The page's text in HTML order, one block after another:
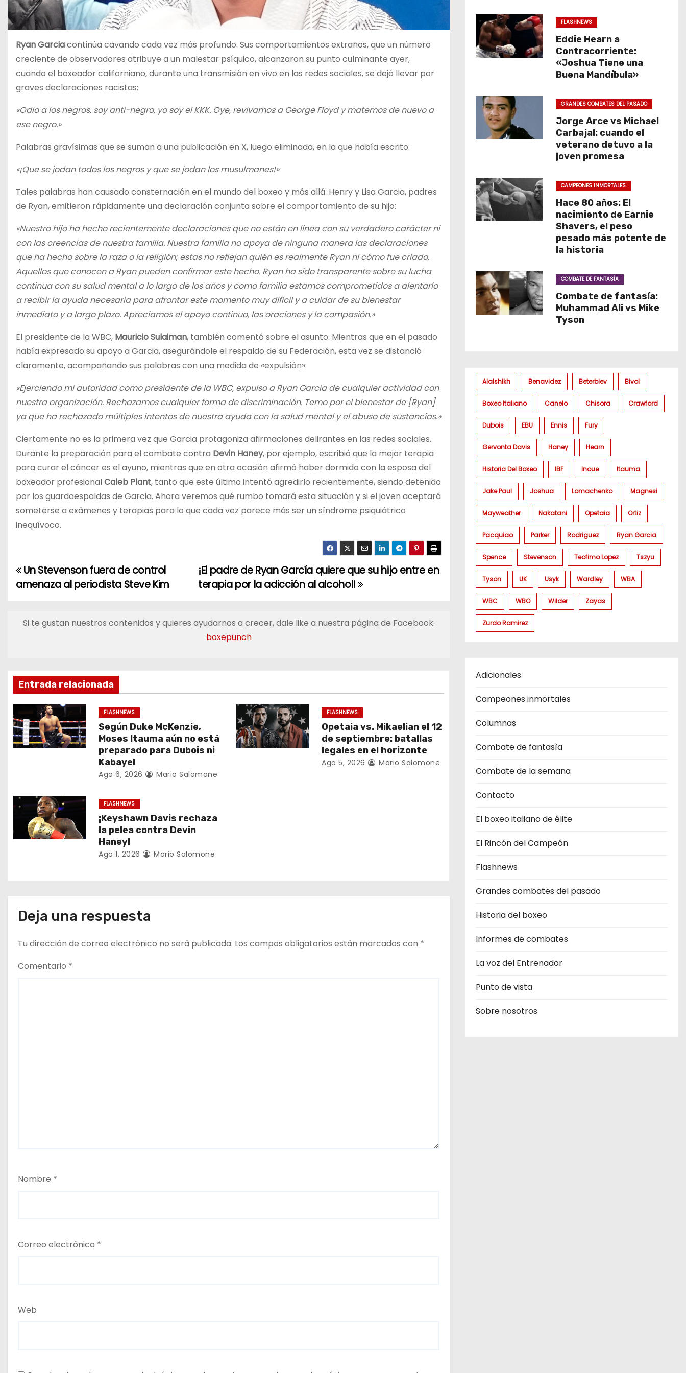
Ryan Garciacontinúa cavando cada vez más profundo. Sus comportamientos extraños, que un número
creciente de observadores atribuye a un malestar psíquico, alcanzaron su punto culminante ayer,
cuando el boxeador californiano, durante una transmisión en vivo en las redes sociales, se dejó llevar por
graves declaraciones racistas:
«Odio a los negros, soy anti-negro, yo soy el KKK. Oye, revivamos a George Floyd y matemos de nuevo a
ese negro.»
Palabras gravísimas que se suman a una publicación en X, luego eliminada, en la que había escrito:
«¡Que se jodan todos los negros y que se jodan los musulmanes!»
Tales palabras han causado consternación en el mundo del boxeo y más allá. Henry y Lisa Garcia, padres
de Ryan, emitieron rápidamente una declaración conjunta sobre el comportamiento de su hijo:
«Nuestro hijo ha hecho recientemente declaraciones que no están en línea con su verdadero carácter ni
con las creencias de nuestra familia. Nuestra familia no apoya de ninguna manera las declaraciones
que ha hecho sobre la raza o la religión; estas no reflejan quién es realmente Ryan ni cómo fue criado.
Aquellos que conocen a Ryan pueden confirmar este hecho. Ryan ha sido transparente sobre su lucha
continua con su salud mental a lo largo de los años y como familia estamos comprometidos a alentarlo
a recibir la ayuda necesaria para afrontar este momento muy difícil y a cuidar de su bienestar
inmediato y a largo plazo. Apreciamos el apoyo continuo, las oraciones y la compasión.»
El presidente de la WBC, Mauricio Sulaiman, también comentó sobre el asunto. Mientras que en el pasado
había expresado su apoyo a Garcia, asegurándole el respaldo de su Federación, esta vez se distanció
claramente, acompañando sus palabras con una medida de «expulsión»:
«Ejerciendo mi autoridad como presidente de la WBC, expulso a Ryan Garcia de cualquier actividad con
nuestra organización. Rechazamos cualquier forma de discriminación. Temo por el bienestar de [Ryan]
ya que ha rechazado múltiples intentos de nuestra ayuda con la salud mental y el abuso de sustancias.»
Ciertamente no es la primera vez que Garcia protagoniza afirmaciones delirantes en las redes sociales.
Durante la preparación para el combate contra Devin Haney, por ejemplo, escribió que la mejor terapia
para curar el cáncer es el ayuno, mientras que en otra ocasión afirmó haber dormido con la esposa del
boxeador profesionalCaleb Plant, tanto que este último intentó agredirlo recientemente, siendo detenido
por los guardaespaldas de Garcia. Ahora veremos qué rumbo tomará esta situación y si el joven aceptará
someterse a exámenes y terapias para lo que cada vez parece más ser un síndrome psiquiátrico
inequívoco.
N
v
a
c
i
ó
e
a
d
a
¡El padre de Ryan García quiere que su hijo entre en
terapia por la adicción al alcohol!
Un Stevenson fuera de control
amenaza al periodista Steve Kim
Si te gustan nuestros contenidos y quieres ayudarnos a crecer, dale like a nuestra página de Facebook:
boxepunch
Entrada relacionada
FLASHNEWS
Según Duke McKenzie,
Moses Itauma aún no está
preparado para Dubois ni
Kabayel
Ago 6, 2026 Mario Salomone
FLASHNEWS
Opetaia vs. Mikaelian el 12
de septiembre: batallas
legales en el horizonte
Ago 5, 2026 Mario Salomone
FLASHNEWS
¡Keyshawn Davis rechaza
la pelea contra Devin
Haney!
Ago 1, 2026 Mario Salomone
Deja una respuesta
Tu dirección de correo electrónico no será publicada. Los campos obligatorios están marcados con *
Comentario *
Nombre *
Correo electrónico *
Web
FLASHNEWS
Eddie Hearn a
Contracorriente:
«Joshua Tiene una
Buena Mandíbula»
GRANDES COMBATES DEL PASADO
Jorge Arce vs Michael
Carbajal: cuando el
veterano detuvo a la
joven promesa
CAMPEONES INMORTALES
Hace 80 años: El
nacimiento de Earnie
Shavers, el peso
pesado más potente de
la historia
COMBATE DE FANTASÌA
Combate de fantasía:
Muhammad Ali vs Mike
Tyson
Alalshikh Benavidez Beterbiev Bivol
Boxeo Italiano Canelo Chisora Crawford
Dubois EBU Ennis Fury
Gervonta Davis Haney Hearn
Historia Del Boxeo IBF Inoue Itauma
Jake Paul Joshua Lomachenko Magnesi
Mayweather Nakatani Opetaia Ortiz
Pacquiao Parker Rodriguez Ryan Garcia
Spence Stevenson Teofimo Lopez Tszyu
Tyson UK Usyk Wardley WBA
WBC WBO Wilder Zayas
Zurdo Ramirez
Adicionales
Campeones inmortales
Columnas
Combate de fantasìa
Combate de la semana
Contacto
El boxeo italiano de élite
El Rincón del Campeón
Flashnews
Grandes combates del pasado
Historia del boxeo
Informes de combates
La voz del Entrenador
Punto de vista
Sobre nosotros